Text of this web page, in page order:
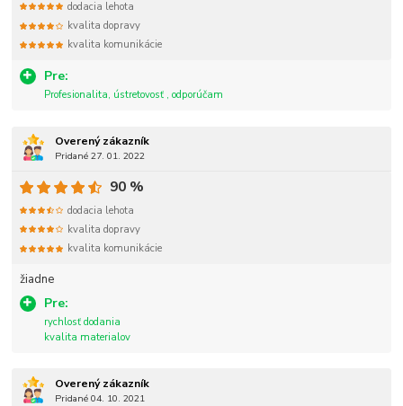
Pre:
Profesionalita, ústretovosť , odporúčam
dodacia lehota
kvalita dopravy
kvalita komunikácie
Overený zákazník
Pridané 27. 01. 2022
žiadne
Pre:
rychlosť dodania
kvalita materialov
90 %
dodacia lehota
kvalita dopravy
kvalita komunikácie
Overený zákazník
Pridané 04. 10. 2021